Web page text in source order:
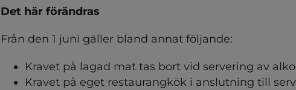
Det här förändras
Från den 1 juni gäller bland annat följande:
Kravet på lagad mat tas bort vid servering av
Kravet på eget restaurangkök i anslutning till